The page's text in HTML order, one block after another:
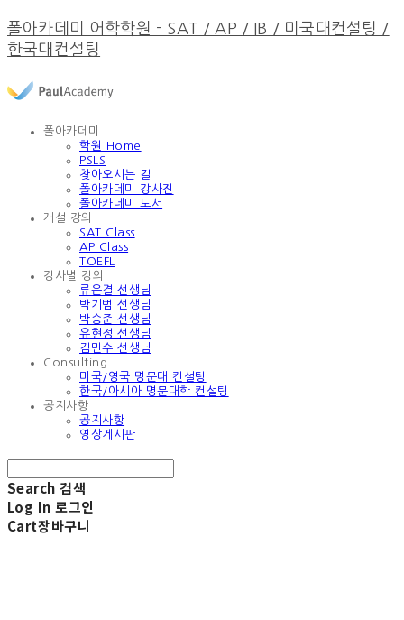
폴아카데미 어학학원 - SAT / AP / IB / 미국대컨설팅 /
한국대컨설팅
폴아카데미
학원 Home
PSLS
찾아오시는 길
폴아카데미 강사진
폴아카데미 도서
개설 강의
SAT Class
AP Class
TOEFL
강사별 강의
류은결 선생님
박기범 선생님
박승준 선생님
유현정 선생님
김민수 선생님
Consulting
미국/영국 명문대 컨설팅
한국/아시아 명문대학 컨설팅
공지사항
공지사항
영상게시판
Search 검색
Log In 로그인
Cart장바구니